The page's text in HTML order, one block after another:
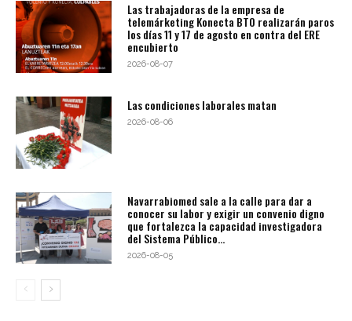
Las trabajadoras de la empresa de
telemárketing Konecta BTO realizarán paros
los días 11 y 17 de agosto en contra del ERE
encubierto
2026-08-07
Las condiciones laborales matan
2026-08-06
Navarrabiomed sale a la calle para dar a
conocer su labor y exigir un convenio digno
que fortalezca la capacidad investigadora
del Sistema Público...
2026-08-05